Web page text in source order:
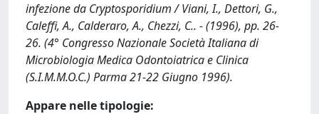
infezione da Cryptosporidium / Viani, I., Dettori, G.,
Caleffi, A., Calderaro, A., Chezzi, C.. - (1996), pp. 26-
26. (4° Congresso Nazionale Società Italiana di
Microbiologia Medica Odontoiatrica e Clinica
(S.I.M.M.O.C.) Parma 21-22 Giugno 1996).
Appare nelle tipologie: